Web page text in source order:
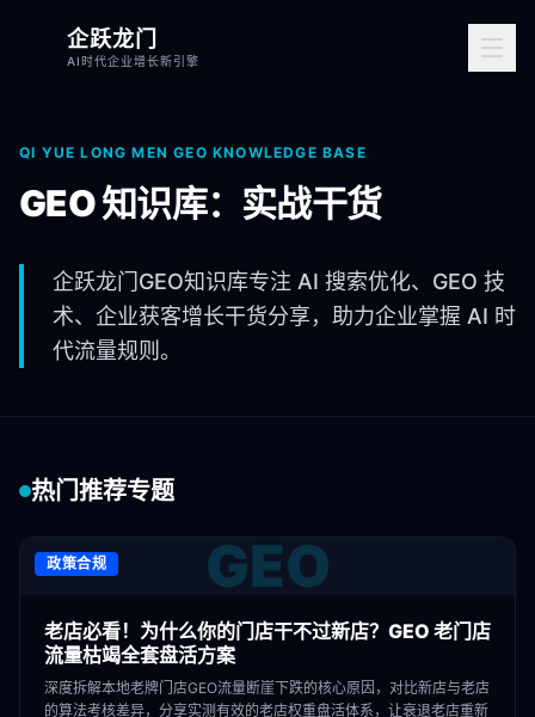
企跃龙门
AI时代企业增长新引擎
QI YUE LONG MEN GEO KNOWLEDGE BASE
GEO 知识库：实战干货
企跃龙门GEO知识库专注 AI 搜索优化、GEO 技
术、企业获客增长干货分享，助力企业掌握 AI 时
代流量规则。
热门推荐专题
政策合规 GEO
老店必看！为什么你的门店干不过新店？GEO 老门店
流量枯竭全套盘活方案
深度拆解本地老牌门店GEO流量断崖下跌的核心原因，对比新店与老店
的算法考核差异，分享实测有效的老店权重盘活体系，让衰退老店重新